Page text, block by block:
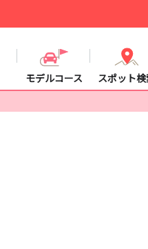
モデルコース スポット